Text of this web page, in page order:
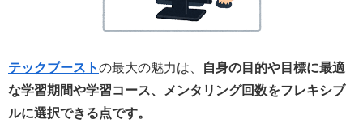
テックブーストの最大の魅力は、
自身の目的や目標に最適
な学習期間や学習コース、メンタリング回数をフレキシブ
ルに選択できる点です。